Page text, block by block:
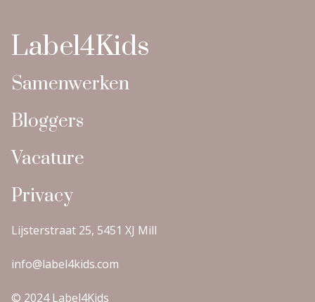
Label4Kids
Samenwerken
Bloggers
Vacature
Privacy
Lijsterstraat 25, 5451 XJ Mill
info@label4kids.com
© 2024 Label4Kids